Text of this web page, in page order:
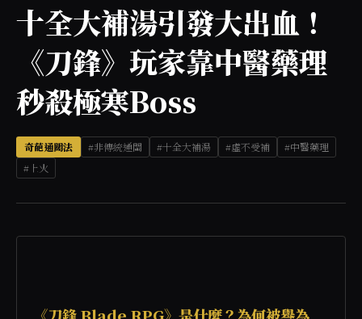
十全大補湯引發大出血！
《刀鋒》玩家靠中醫藥理
秒殺極寒Boss
奇葩通關法 #非傳統通關 #十全大補湯 #虛不受補
#中醫藥理
#上火